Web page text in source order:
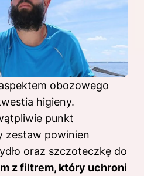
obozowego
higieny.
punkt
zestaw powinien
oraz szczoteczkę do
z filtrem, który uchroni